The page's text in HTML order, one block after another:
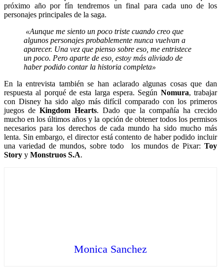
próximo año por fín tendremos un final para cada uno de los
personajes principales de la saga.
«Aunque me siento un poco triste cuando creo que
algunos personajes probablemente nunca vuelvan a
aparecer. Una vez que pienso sobre eso, me entristece
un poco. Pero aparte de eso, estoy más aliviado de
haber podido contar la historia completa»
En la entrevista también se han aclarado algunas cosas que dan
respuesta al porqué de esta larga espera. Según Nomura, trabajar
con Disney ha sido algo más difícil comparado con los primeros
juegos deKingdom Hearts. Dado que la compañía ha crecido
mucho en los últimos años y la opción de obtener todos los permisos
necesarios para los derechos de cada mundo ha sido mucho más
lenta. Sin embargo, el director está contento de haber podido incluir
una variedad de mundos, sobre todo los mundos de Pixar: Toy
Story y Monstruos S.A.
Monica Sanchez